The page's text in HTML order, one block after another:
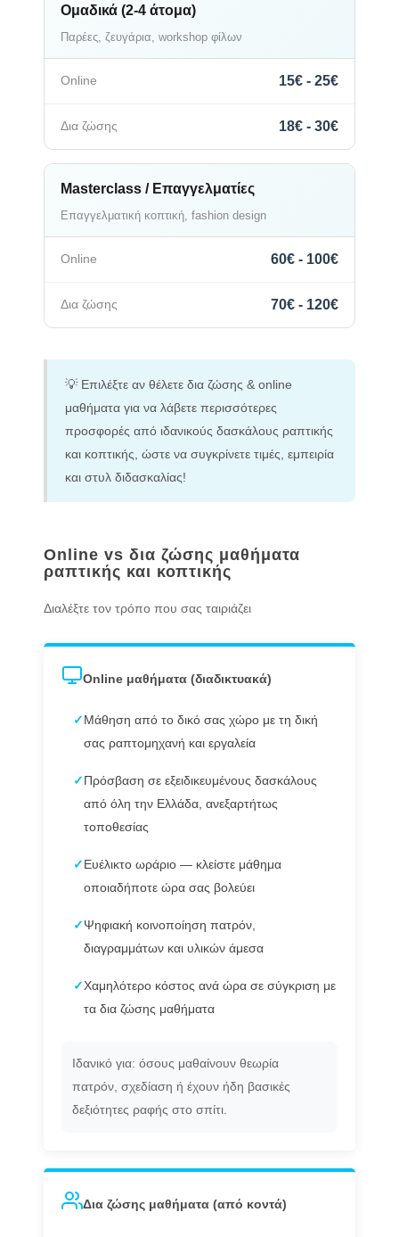
Ομαδικά (2-4 άτομα)
Παρέες, ζευγάρια, workshop φίλων
15€ - 25€
18€ - 30€
Masterclass / Επαγγελματίες
Επαγγελματική κοπτική, fashion design
60€ - 100€
70€ - 120€
💡 Επιλέξτε αν θέλετε δια ζώσης & online
μαθήματα για να λάβετε περισσότερες
προσφορές από ιδανικούς δασκάλους ραπτικής
και κοπτικής, ώστε να συγκρίνετε τιμές, εμπειρία
και στυλ διδασκαλίας!
Online vs δια ζώσης μαθήματα
ραπτικής και κοπτικής
Διαλέξτε τον τρόπο που σας ταιριάζει
Online μαθήματα (διαδικτυακά)
✓ Μάθηση από το δικό σας χώρο με τη δική
σας ραπτομηχανή και εργαλεία
✓ Πρόσβαση σε εξειδικευμένους δασκάλους
από όλη την Ελλάδα, ανεξαρτήτως
τοποθεσίας
✓ Ευέλικτο ωράριο — κλείστε μάθημα
οποιαδήποτε ώρα σας βολεύει
✓ Ψηφιακή κοινοποίηση πατρόν,
διαγραμμάτων και υλικών άμεσα
✓Χαμηλότερο κόστος ανά ώρα σε σύγκριση με
τα δια ζώσης μαθήματα
Ιδανικό για: όσους μαθαίνουν θεωρία
πατρόν, σχεδίαση ή έχουν ήδη βασικές
δεξιότητες ραφής στο σπίτι.
Δια ζώσης μαθήματα (από κοντά)